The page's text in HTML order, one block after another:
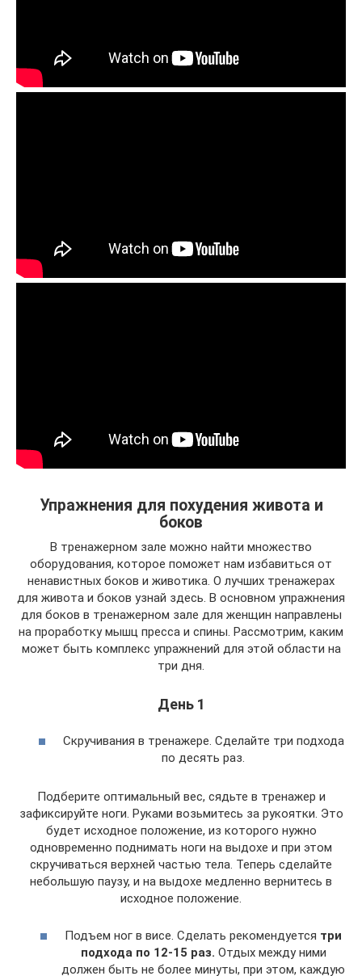
Упражнения для похудения живота и
боков
В тренажерном зале можно найти множество
оборудования, которое поможет нам избавиться от
ненавистных боков и животика. О лучших тренажерах
для живота и боков узнай здесь. В основном упражнения
для боков в тренажерном зале для женщин направлены
на проработку мышц пресса и спины. Рассмотрим, каким
может быть комплекс упражнений для этой области на
три дня.
День 1
Скручивания в тренажере. Сделайте три подхода
по десять раз.
Подберите оптимальный вес, сядьте в тренажер и
зафиксируйте ноги. Руками возьмитесь за рукоятки. Это
будет исходное положение, из которого нужно
одновременно поднимать ноги на выдохе и при этом
скручиваться верхней частью тела. Теперь сделайте
небольшую паузу, и на выдохе медленно вернитесь в
исходное положение.
Подъем ног в висе. Сделать рекомендуется три
подхода по 12-15 раз. Отдых между ними
должен быть не более минуты, при этом, каждую